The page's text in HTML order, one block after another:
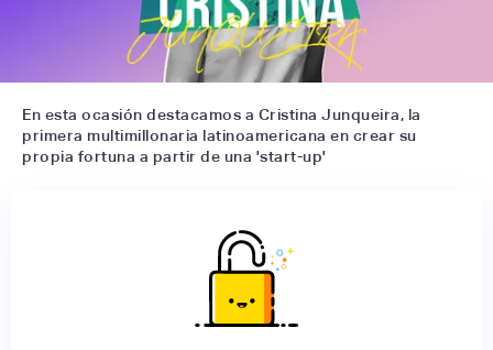
En esta ocasión destacamos a Cristina Junqueira, la
primera multimillonaria latinoamericana en crear su
propia fortuna a partir de una 'start-up'